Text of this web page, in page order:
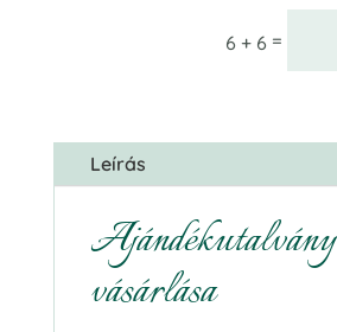
6 + 6 =
Leírás
Ajándékutalvány
vásárlása